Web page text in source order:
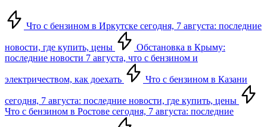
Что с бензином в Иркутске сегодня, 7 августа: последние
новости, где купить, цены
Обстановка в Крыму:
последние новости 7 августа, что с бензином и
электричеством, как доехать Что с бензином в Казани
сегодня, 7 августа: последние новости, где купить, цены
Что с бензином в Ростове сегодня, 7 августа: последние